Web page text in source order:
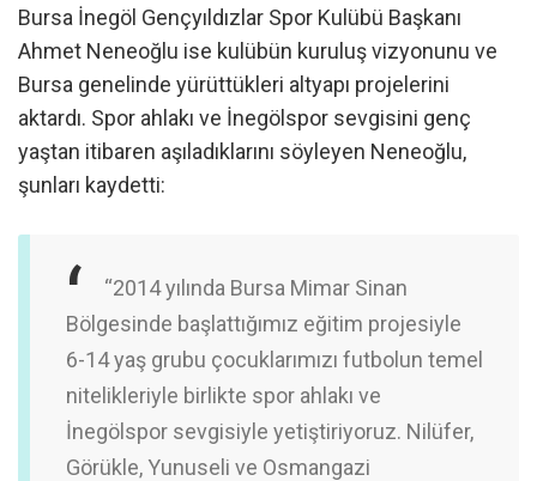
Bursa İnegöl Gençyıldızlar Spor Kulübü Başkanı
Ahmet Neneoğlu ise kulübün kuruluş vizyonunu ve
Bursa genelinde yürüttükleri altyapı projelerini
aktardı. Spor ahlakı ve İnegölspor sevgisini genç
yaştan itibaren aşıladıklarını söyleyen Neneoğlu,
şunları kaydetti:
“2014 yılında Bursa Mimar Sinan
Bölgesinde başlattığımız eğitim projesiyle
6-14 yaş grubu çocuklarımızı futbolun temel
nitelikleriyle birlikte spor ahlakı ve
İnegölspor sevgisiyle yetiştiriyoruz. Nilüfer,
Görükle, Yunuseli ve Osmangazi